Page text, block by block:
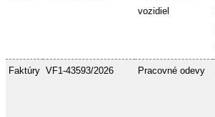
vozidiel
Faktúry VF1-43593/2026 Pracovné odevy